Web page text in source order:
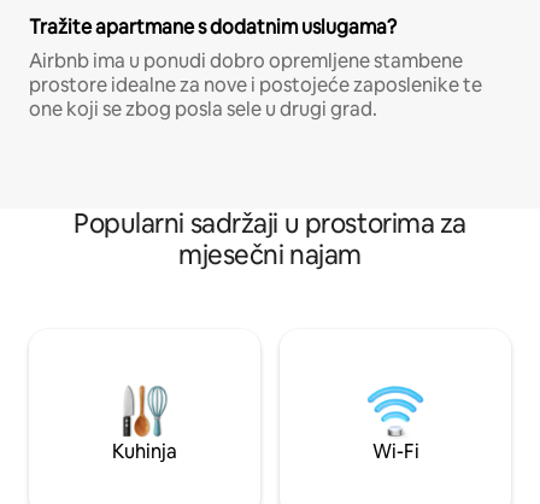
Tražite apartmane s dodatnim uslugama?
Airbnb ima u ponudi dobro opremljene stambene
prostore idealne za nove i postojeće zaposlenike te
one koji se zbog posla sele u drugi grad.
Popularni sadržaji u prostorima za
mjesečni najam
Kuhinja Wi-Fi